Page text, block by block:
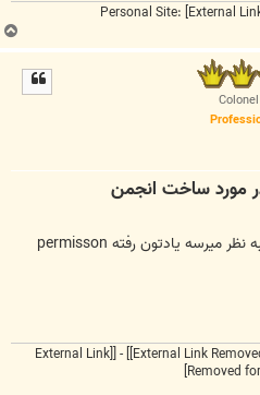
Personal Site:[External
ب
ا
, من سایت شما رو دیدم به نظر میرسه یادتون رفته permisson
] - [
[External Link
Removed